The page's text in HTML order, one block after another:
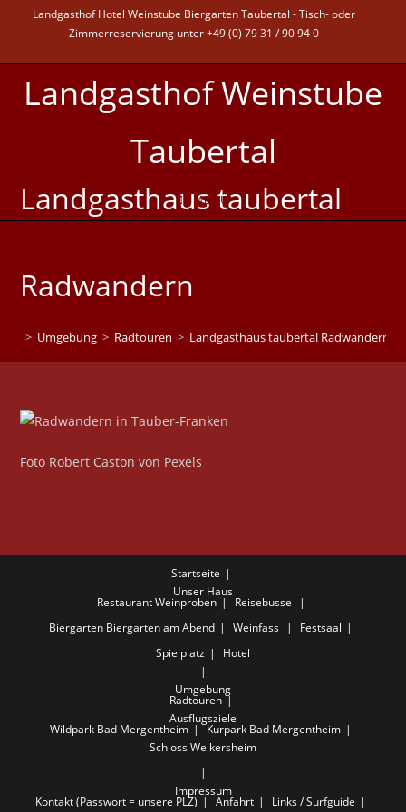
Landgasthof Hotel Weinstube Biergarten Taubertal - Tisch- oder
Zimmerreservierung unter +49 (0) 79 31 / 90 94 0
Landgasthof Weinstube
Taubertal
MENÜ
Landgasthaus taubertal
Radwandern
> Umgebung > Radtouren > Landgasthaus taubertal Radwandern
Foto Robert Caston von Pexels
Startseite
Unser Haus
Restaurant Weinproben
Reisebusse
Biergarten Biergarten am Abend Weinfass
Festsaal
Spielplatz
Hotel
Umgebung
Radtouren
Ausflugsziele
Wildpark Bad Mergentheim
Kurpark Bad Mergentheim
Schloss Weikersheim
Impressum
Kontakt (Passwort = unsere PLZ) Anfahrt
Links / Surfguide